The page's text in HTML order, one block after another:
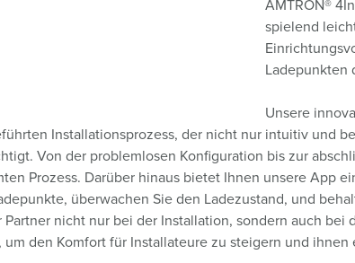
AMTRON®
spielend
Ladepunkten
Unsere
Installationsprozess, der nicht nur intuitiv und
Von der problemlosen Konfiguration bis zur
Prozess. Darüber hinaus bietet Ihnen unsere App
überwachen Sie den Ladezustand, und
Partner nicht nur bei der Installation, sondern auch
den Komfort für Installateure zu steigern und